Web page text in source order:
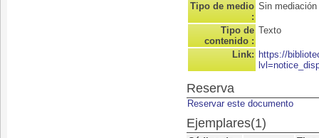
Tipo de medio
:
Sin mediación
Tipo de
contenido :
Texto
Link: https://
Reserva
Reservar este documento
Ejemplares(1)